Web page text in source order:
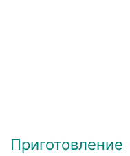
Приготовление